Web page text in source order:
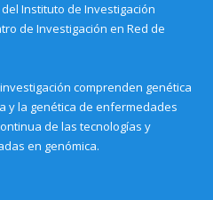
Instituto de Investigación
de Investigación en Red de
comprenden genética
y la genética de enfermedades
de las tecnologías y
en genómica.